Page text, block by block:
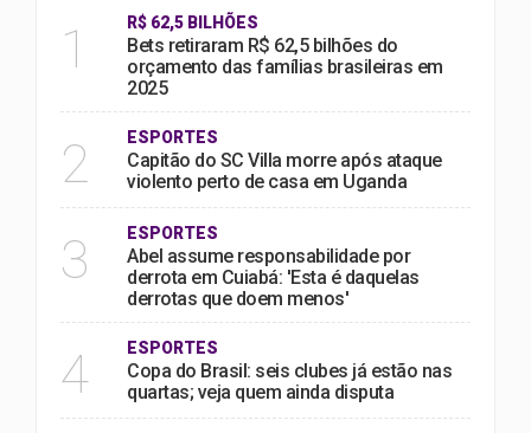
1 R$ 62,5 BILHÕES
Bets retiraram R$ 62,5 bilhões do
orçamento das famílias brasileiras em
2025
2 ESPORTES
Capitão do SC Villa morre após ataque
violento perto de casa em Uganda
3 ESPORTES
Abel assume responsabilidade por
derrota em Cuiabá: 'Esta é daquelas
derrotas que doem menos'
4 ESPORTES
Copa do Brasil: seis clubes já estão nas
quartas; veja quem ainda disputa